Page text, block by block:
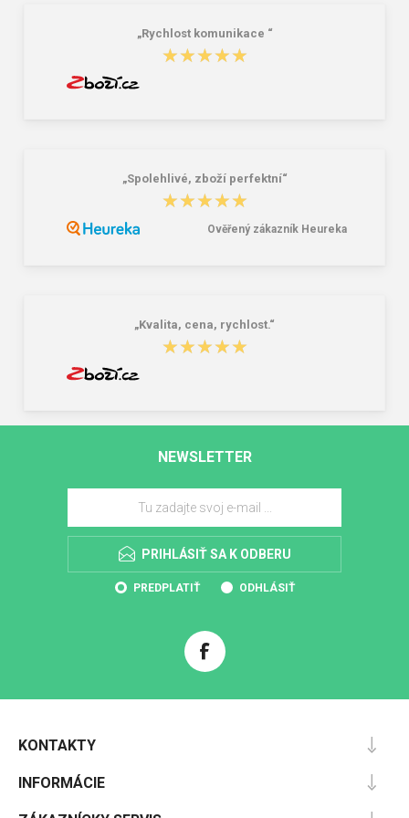
„Rychlost komunikace “
★★★★★
★★★★★
„Spolehlivé, zboží perfektní“
★★★★★
★★★★★
Ověřený zákazník Heureka
„Kvalita, cena, rychlost.“
★★★★★
★★★★★
NEWSLETTER
PRIHLÁSIŤ SA K ODBERU
PREDPLATIŤ ODHLÁSIŤ
KONTAKTY
INFORMÁCIE